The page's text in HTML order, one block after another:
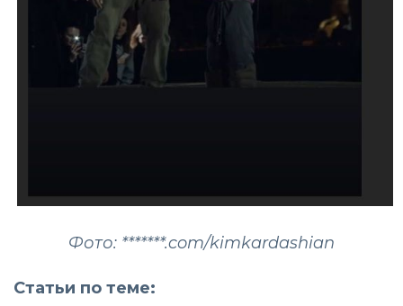
Фото: *******.com/kimkardashian
Статьи по теме: